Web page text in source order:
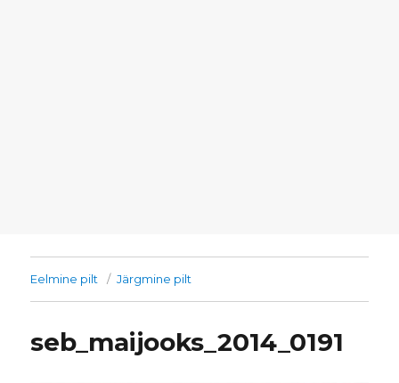
Eelmine pilt Järgmine pilt
seb_maijooks_2014_0191